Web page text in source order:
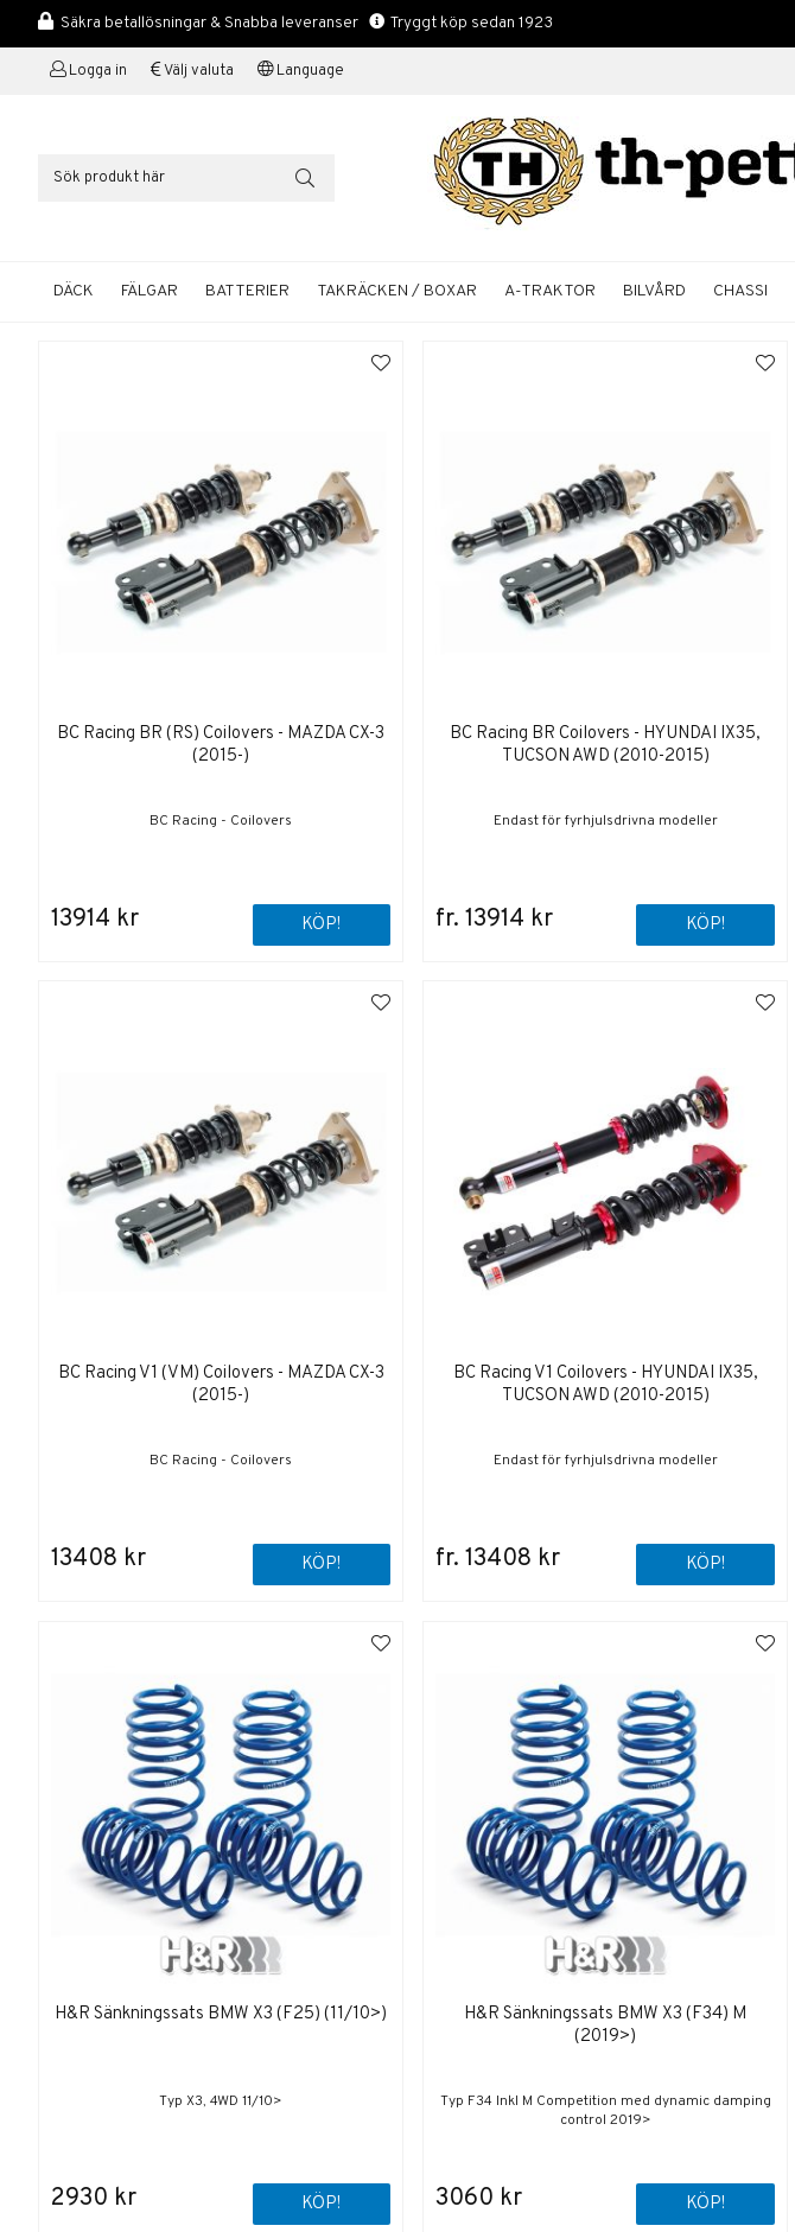
Säkra betallösningar & Snabba leveranser Tryggt köp sedan 1923
Logga in Välj valuta Language
DÄCK FÄLGAR BATTERIER TAKRÄCKEN / BOXAR A-TRAKTOR BILVÅRD CHASSI
BC Racing BR (RS) Coilovers - MAZDA CX-3
(2015-)
BC Racing - Coilovers
13914 kr KÖP!
BC Racing BR Coilovers - HYUNDAI IX35,
TUCSON AWD (2010-2015)
Endast för fyrhjulsdrivna modeller
fr. 13914 kr KÖP!
BC Racing V1 (VM) Coilovers - MAZDA CX-3
(2015-)
BC Racing - Coilovers
13408 kr KÖP!
BC Racing V1 Coilovers - HYUNDAI IX35,
TUCSON AWD (2010-2015)
Endast för fyrhjulsdrivna modeller
fr. 13408 kr KÖP!
H&R Sänkningssats BMW X3 (F25) (11/10>)
Typ X3, 4WD 11/10>
2930 kr KÖP!
H&R Sänkningssats BMW X3 (F34) M
(2019>)
Typ F34 Inkl M Competition med dynamic damping
control 2019>
3060 kr KÖP!